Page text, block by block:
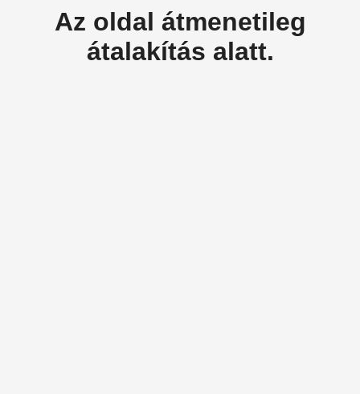
Az oldal átmenetileg
átalakítás alatt.